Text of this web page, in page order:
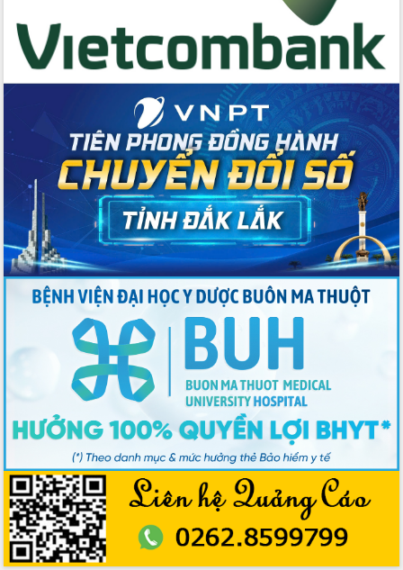
chức diễn tập trước ngày bầu cử
Chương trình “Gặp gỡ hữu nghị –
Friendship Meeting New Year 2026”
Bầu cử Quốc hội và HĐND: Cử tri Đắk
Lắk gửi gắm niềm tin, kỳ vọng vào lá
phiếu
Đắk Lắk sẵn sàng các điều kiện cho
Ngày hội bầu cử đại biểu Quốc hội
khóa XVI và HĐND các cấp nhiệm kỳ
2026-2031
Đảm bảo cuộc bầu cử đại biểu Quốc
hội và đại biểu HĐND các cấp diễn ra
an toàn, hiệu quả, đúng quy định
Thủ tướng Chính phủ Phạm Minh Chính
kiểm tra, chỉ đạo hoàn thành các dự
án cao tốc và thăm khu tái định cư tại
Đắk Lắk
Sôi nổi Hội đua ngựa truyền thống Gò
Thì Thùng mừng Xuân Bính Ngọ 2026
Lãnh đạo tỉnh dâng hương tưởng niệm
tại Đập Đồng Cam đầu Xuân Bính Ngọ
Ngành nông nghiệp phấn đấu tăng
trưởng đạt 5,86% trong năm 2026
UBND tỉnh Đắk Lắk triển khai công tác
quốc phòng, quân sự địa phương năm
2026
Đắk Lắk tập trung toàn lực khắc phục
tồn tại IUU, sẵn sàng làm việc với